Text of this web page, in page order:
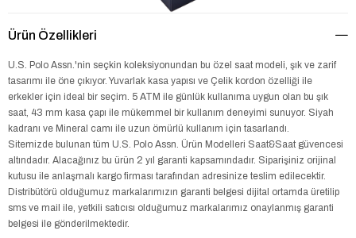
Ürün Özellikleri
U.S. Polo Assn.'nin seçkin koleksiyonundan bu özel saat modeli, şık ve zarif
tasarımı ile öne çıkıyor. Yuvarlak kasa yapısı ve Çelik kordon özelliği ile
erkekler için ideal bir seçim. 5 ATM ile günlük kullanıma uygun olan bu şık
saat, 43 mm kasa çapı ile mükemmel bir kullanım deneyimi sunuyor. Siyah
kadranı ve Mineral camı ile uzun ömürlü kullanım için tasarlandı.
Sitemizde bulunan tüm U.S. Polo Assn. Ürün Modelleri Saat&Saat güvencesi
altındadır. Alacağınız bu ürün 2 yıl garanti kapsamındadır. Siparişiniz orijinal
kutusu ile anlaşmalı kargo firması tarafından adresinize teslim edilecektir.
Distribütörü olduğumuz markalarımızın garanti belgesi dijital ortamda üretilip
sms ve mail ile, yetkili satıcısı olduğumuz markalarımız onaylanmış garanti
belgesi ile gönderilmektedir.